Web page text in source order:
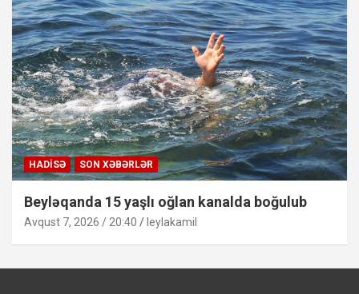
HADISƏ SON XƏBƏRLƏR
Beyləqanda 15 yaşlı oğlan kanalda boğulub
Avqust 7, 2026 / 20:40 leylakamil